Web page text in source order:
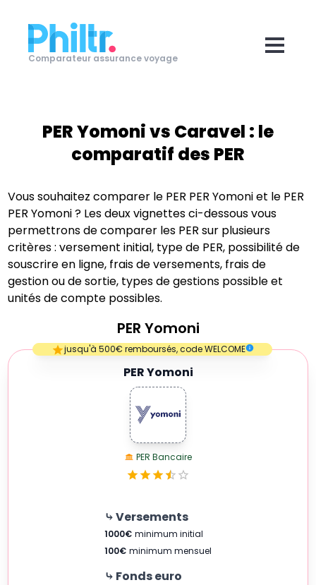
Comparateur assurance voyage
PER Yomonivs Caravel : le
comparatif des PER
Vous souhaitez comparer le PER PER Yomoniet le PER
PER Yomoni? Les deux vignettes ci-dessous vous
permettrons de comparer les PER sur plusieurs
critères : versement initial, type de PER, possibilité de
souscrire en ligne, frais de versements, frais de
gestion ou de sortie, types de gestions possible et
unités de compte possibles.
PER Yomoni
1 Star
Empty
jusqu'à 500€ remboursés, code WELCOME
PER Yomoni
PER Bancaire
⤷ Versements
1000€ minimum initial
100€ minimum mensuel
⤷ Fonds euro